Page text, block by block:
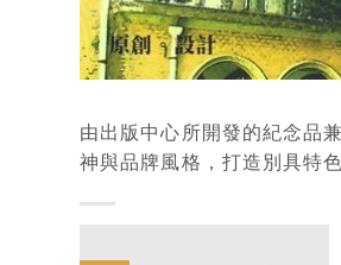
由出版中心所開發的紀念品
神與品牌風格，打造別具特